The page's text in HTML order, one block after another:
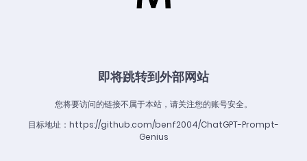
即将跳转到外部网站
您将要访问的链接不属于本站，请关注您的账号安全。
目标地址：https://github.com/benf2004/ChatGPT-Prompt-
Genius